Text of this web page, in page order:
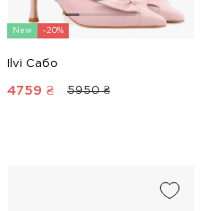
New -20%
Ilvi Сабо
4759 ₴ 5950 ₴